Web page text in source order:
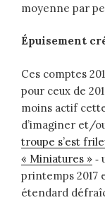
moyenne par
Épuisement
Ces comptes
pour ceux de
moins actif
d’imaginer et/
troupe s’est
« Miniatures » ‑
printemps 2017
étendard